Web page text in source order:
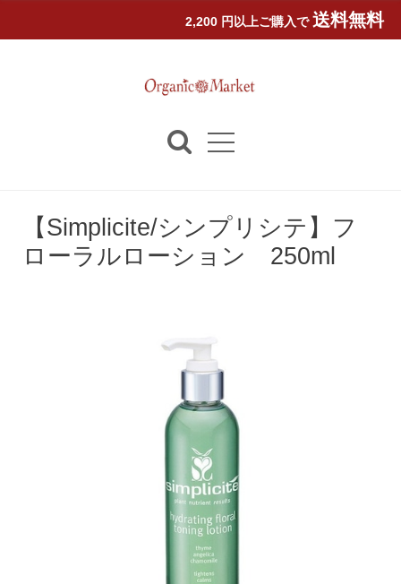
2,200 円以上ご購入で 送料無料
【Simplicite/シンプリシテ】フ
ローラルローション 250ml